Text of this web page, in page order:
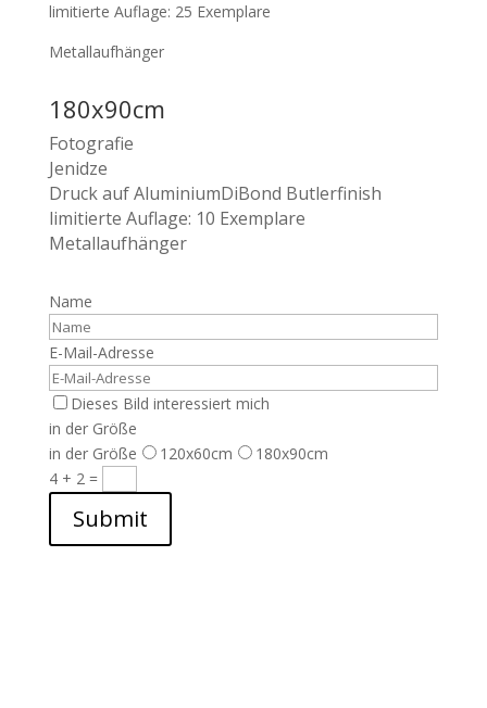
limitierte Auflage: 25 Exemplare
Metallaufhänger
180x90cm
Fotografie
Jenidze
Druck auf AluminiumDiBond Butlerfinish
limitierte Auflage: 10 Exemplare
Metallaufhänger
Name
E-Mail-Adresse
Dieses Bild interessiert mich
in der Größe
in der Größe
120x60cm
180x90cm
4 + 2=
Submit